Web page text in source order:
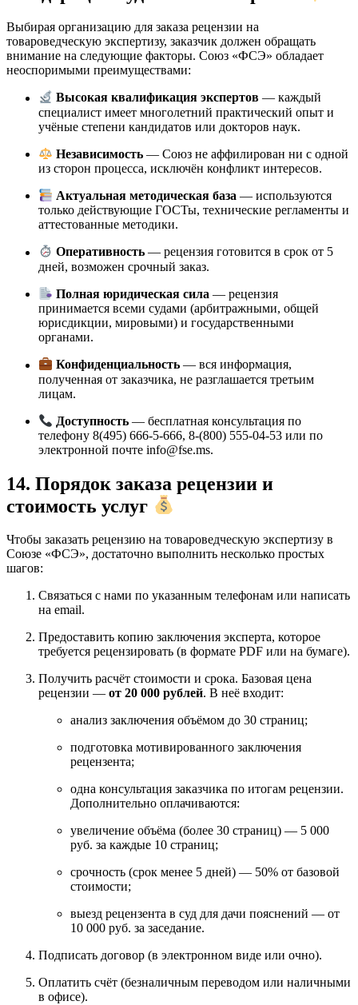
Выбирая организацию для заказа рецензии на
товароведческую экспертизу, заказчик должен обращать
внимание на следующие факторы. Союз «ФСЭ» обладает
неоспоримыми преимуществами:
Высокая квалификация экспертов — каждый
специалист имеет многолетний практический опыт и
учёные степени кандидатов или докторов наук.
Независимость — Союз не аффилирован ни с одной
из сторон процесса, исключён конфликт интересов.
Актуальная методическая база — используются
только действующие ГОСТы, технические регламенты и
аттестованные методики.
Оперативность — рецензия готовится в срок от 5
дней, возможен срочный заказ.
Полная юридическая сила — рецензия
принимается всеми судами (арбитражными, общей
юрисдикции, мировыми) и государственными
органами.
Конфиденциальность — вся информация,
полученная от заказчика, не разглашается третьим
лицам.
Доступность — бесплатная консультация по
телефону 8(495) 666-5-666, 8-(800) 555-04-53 или по
электронной почте info@fse.ms.
14. Порядок заказа рецензии и
стоимость услуг
Чтобы заказать рецензию на товароведческую экспертизу в
Союзе «ФСЭ», достаточно выполнить несколько простых
шагов:
Связаться с нами по указанным телефонам или написать
на email.
Предоставить копию заключения эксперта, которое
требуется рецензировать (в формате PDF или на бумаге).
Получить расчёт стоимости и срока. Базовая цена
рецензии — от 20 000 рублей. В неё входит:
анализ заключения объёмом до 30 страниц;
подготовка мотивированного заключения
рецензента;
одна консультация заказчика по итогам рецензии.
Дополнительно оплачиваются:
увеличение объёма (более 30 страниц) — 5 000
руб. за каждые 10 страниц;
срочность (срок менее 5 дней) — 50% от базовой
стоимости;
выезд рецензента в суд для дачи пояснений — от
10 000 руб. за заседание.
Подписать договор (в электронном виде или очно).
Оплатить счёт (безналичным переводом или наличными
в офисе).